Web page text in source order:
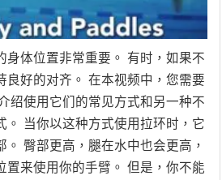
身体位置非常重要。 有时，如果不
良好的对齐。 在本视频中，您需要
绍使用它们的常见方式和另一种不
。 当你以这种方式使用拉环时，它
臀部更高，腿在水中也会更高，
置来使用你的手臂。 但是，你不能